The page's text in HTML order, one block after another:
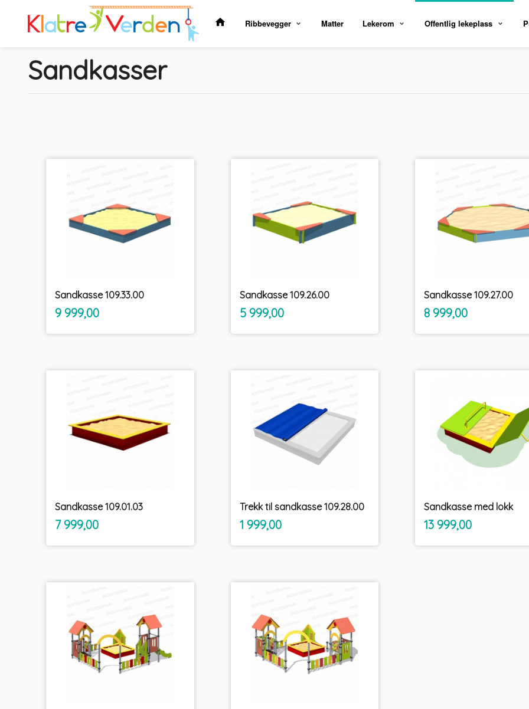
innholdet
Ribbevegger Matter Lekerom Offentlig lekeplass
Sandkasser
Sandkasse 109.33.00
Pris
9 999,00mva.
Sandkasse 109.26.00
Pris
5 999,00inkl.
mva.
Sandkasse 109.27.00
Pris
8 999,00mva.
Sandkasse 109.01.03
Pris
7 999,00mva.
Trekk til sandkasse 109.28.00
Pris
1 999,00inkl.
mva.
Sandkasse med lokk
Pris
13 999,00mva.